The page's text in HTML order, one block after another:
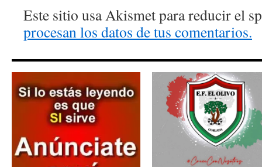
Este sitio usa Akismet para reducir el
procesan los datos de tus comentarios.